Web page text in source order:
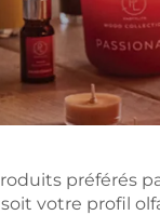
préférés
votre profil